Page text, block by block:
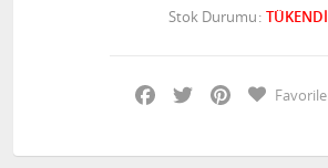
Stok Durumu TÜKENDİ
Facebook
Twitter Pinterest